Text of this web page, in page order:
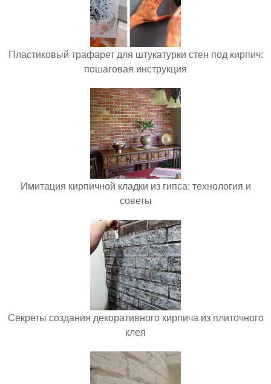
Пластиковый трафарет для штукатурки стен под кирпич:
пошаговая инструкция
Имитация кирпичной кладки из гипса: технология и
советы
Секреты создания декоративного кирпича из плиточного
клея